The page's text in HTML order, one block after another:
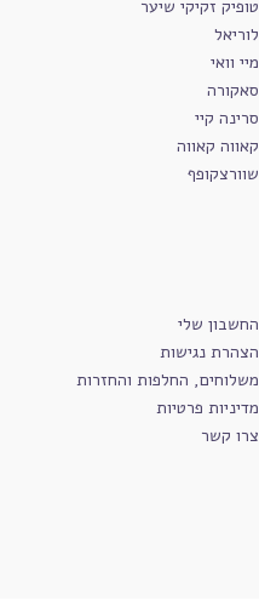
טופיק זקיקי שיער
לוריאל
מיי וואי
סאקורה
סרינה קיי
קאווה קאווה
שוורצקופף
החשבון שלי
הצהרת נגישות
משלוחים, החלפות והחזרות
מדיניות פרטיות
צרו קשר